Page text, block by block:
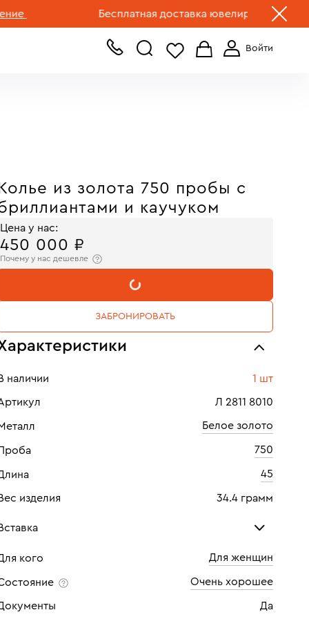
Бесплатная доставка ювелирных изделий по
+7 (499) 519-00-00
Колье из золота 750 пробы с
и каучуком
Цена у нас:
450 000 ₽
Почему у нас дешевле
В КОРЗИНУ
ЗАБРОНИРОВАТЬ
наличии 1 шт
Л 2811 8010
Белое золото
750
45
изделия 34.4 грамм
Бриллиант
Количество 1 шт
кого Для женщин
Очень хорошее
Да